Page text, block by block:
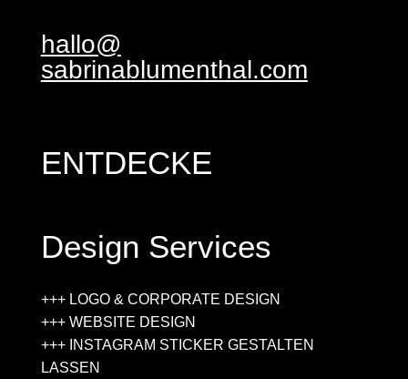
hallo@
sabrinablumenthal.com
ENTDECKE
Design Services
+++ LOGO & CORPORATE DESIGN
+++ WEBSITE DESIGN
+++ INSTAGRAM STICKER GESTALTEN
LASSEN